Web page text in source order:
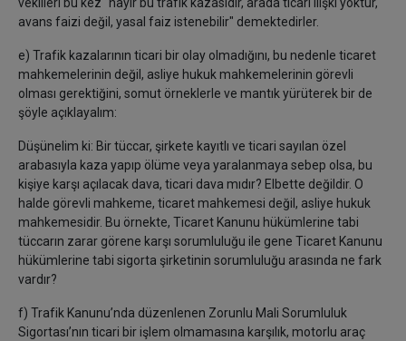
vekilleri bu kez "hayır bu trafik kazasıdır, arada ticari ilişki yoktur,
avans faizi değil, yasal faiz istenebilir" demektedirler.
e) Trafik kazalarının ticari bir olay olmadığını, bu nedenle ticaret
mahkemelerinin değil, asliye hukuk mahkemelerinin görevli
olması gerektiğini, somut örneklerle ve mantık yürüterek bir de
şöyle açıklayalım:
Düşünelim ki: Bir tüccar, şirkete kayıtlı ve ticari sayılan özel
arabasıyla kaza yapıp ölüme veya yaralanmaya sebep olsa, bu
kişiye karşı açılacak dava, ticari dava mıdır? Elbette değildir. O
halde görevli mahkeme, ticaret mahkemesi değil, asliye hukuk
mahkemesidir. Bu örnekte, Ticaret Kanunu hükümlerine tabi
tüccarın zarar görene karşı sorumluluğu ile gene Ticaret Kanunu
hükümlerine tabi sigorta şirketinin sorumluluğu arasında ne fark
vardır?
f) Trafik Kanunu’nda düzenlenen Zorunlu Mali Sorumluluk
Sigortası’nın ticari bir işlem olmamasına karşılık, motorlu araç